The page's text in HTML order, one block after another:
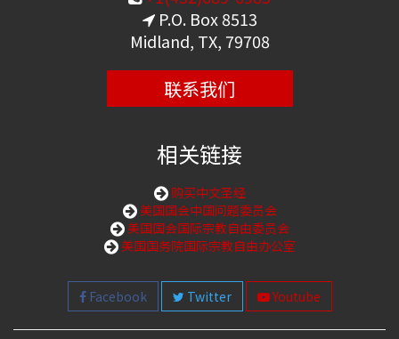
P.O. Box 8513
Midland, TX, 79708
联系我们
相关链接
购买中文圣经
美国国会中国问题委员会
美国国会国际宗教自由委员会
美国国务院国际宗教自由办公室
Facebook Twitter Youtube